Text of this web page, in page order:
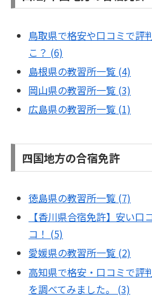
鳥取県で格安や口コミで評
こ？ (6)
島根県の教習所一覧 (4)
岡山県の教習所一覧 (3)
広島県の教習所一覧 (1)
四国地方の合宿免許
徳島県の教習所一覧 (7)
【香川県合宿免許】安い口
コ！ (5)
愛媛県の教習所一覧 (2)
高知県で格安・口コミで評
を調べてみました。 (3)